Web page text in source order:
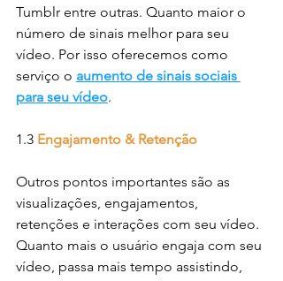
Tumblr entre outras. Quanto maior o
número de sinais melhor para seu
vídeo. Por isso oferecemos como
serviço o aumento de sinais sociais
para seu vídeo.
1.3 Engajamento & Retenção
Outros pontos importantes são as
visualizações, engajamentos,
retenções e interações com seu vídeo.
Quanto mais o usuário engaja com seu
vídeo, passa mais tempo assistindo,